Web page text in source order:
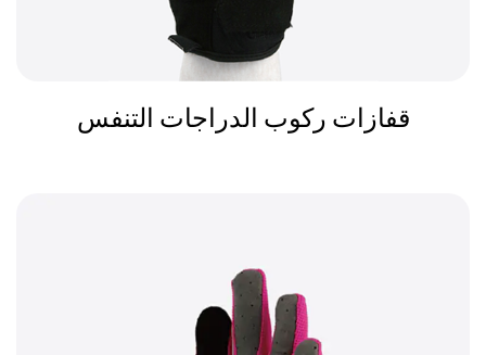
قفازات ركوب الدراجات التنفس